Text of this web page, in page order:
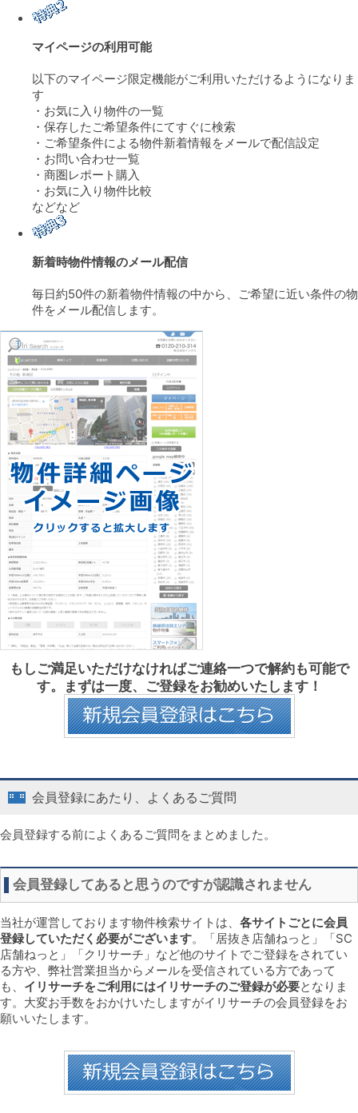
マイページの利用可能
以下のマイページ限定機能がご利用いただけるようになりま
す
・お気に入り物件の一覧
・保存したご希望条件にてすぐに検索
・ご希望条件による物件新着情報をメールで配信設定
・お問い合わせ一覧
・商圏レポート購入
・お気に入り物件比較
などなど
新着時物件情報のメール配信
毎日約50件の新着物件情報の中から、ご希望に近い条件の物
件をメール配信します。
もしご満足いただけなければご連絡一つで解約も可能で
す。まずは一度、ご登録をお勧めいたします！
会員登録にあたり、よくあるご質問
会員登録する前によくあるご質問をまとめました。
会員登録してあると思うのですが認識されません
当社が運営しております物件検索サイトは、 各サイトごとに会員
登録していただく必要がございます。「居抜き店舗ねっと」「SC
店舗ねっと」「クリサーチ」など他のサイトでご登録をされてい
る方や、弊社営業担当からメールを受信されている方であって
も、 イリサーチをご利用にはイリサーチのご登録が必要となりま
す。大変お手数をおかけいたしますがイリサーチの会員登録をお
願いいたします。